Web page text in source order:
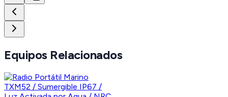
Equipos Relacionados